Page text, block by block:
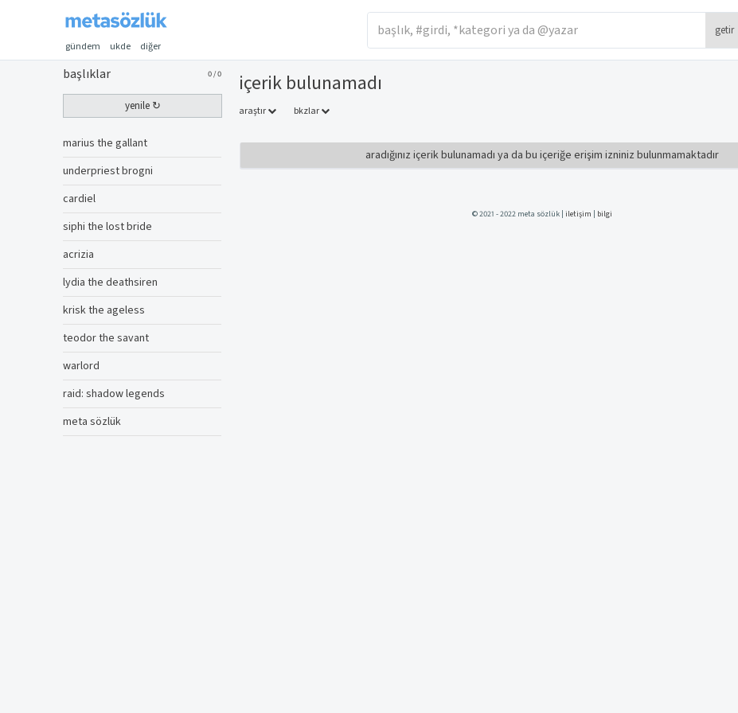
gündem ukde diğer
0/0
başlıklar
yenile ↻
marius the gallant
underpriest brogni
cardiel
siphi the lost bride
acrizia
lydia the deathsiren
krisk the ageless
teodor the savant
warlord
raid: shadow legends
meta sözlük
i̇çerik bulunamadı
araştır bkzlar
aradığınız içerik bulunamadı ya da bu içeriğe erişim izniniz bulunmamaktadır
© 2021 - 2022 meta sözlük | iletişim bilgi